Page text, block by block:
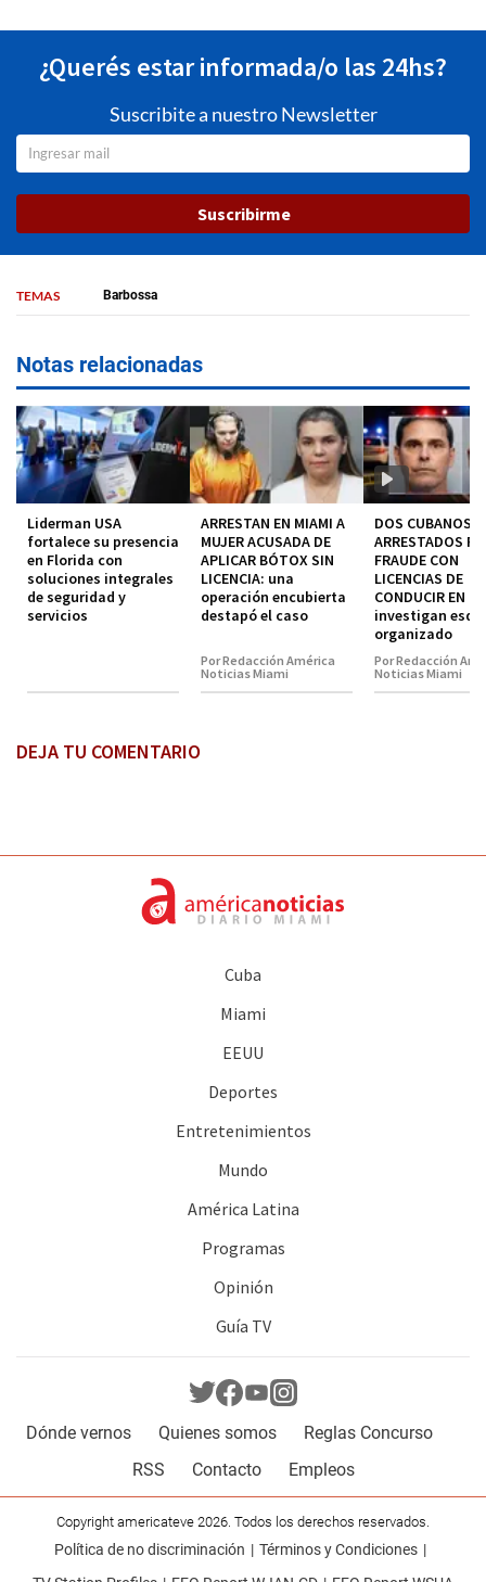
¿Querés estar informada/o las 24hs?
Suscribite a nuestro Newsletter
Suscribirme
TEMAS Barbossa
Notas relacionadas
Liderman USA
fortalece su presencia
en Florida con
soluciones integrales
de seguridad y
servicios
ARRESTAN EN MIAMI A
MUJER ACUSADA DE
APLICAR BÓTOX SIN
LICENCIA: una
operación encubierta
destapó el caso
Por Redacción América
Noticias Miami
DOS CUBANOS
ARRESTADOS
FRAUDE CON
LICENCIAS DE
CONDUCIR EN
investigan
organizado
Por Redacción
Noticias Miami
DEJA TU COMENTARIO
Cuba
Miami
EEUU
Deportes
Entretenimientos
Mundo
América Latina
Programas
Opinión
Guía TV
Dónde vernos Quienes somos
Reglas Concurso
RSS
Contacto Empleos
Copyright americateve 2026. Todos los derechos reservados.
Política de no discriminación
Términos y Condiciones